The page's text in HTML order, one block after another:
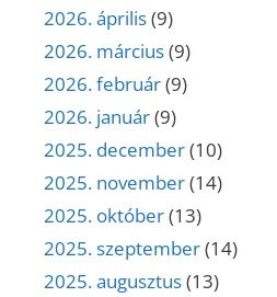
2026. április(9)
2026. március(9)
2026. február(9)
2026. január(9)
2025. december(10)
2025. november(14)
2025. október(13)
2025. szeptember(14)
2025. augusztus(13)